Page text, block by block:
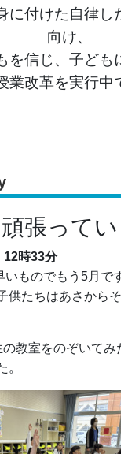
に付けた自律し
向け、
を信じ、子ども
業改革を実行中
張ってい
12時33分
ものでもう5月で
供たちはあさから
教室をのぞいてみ
。